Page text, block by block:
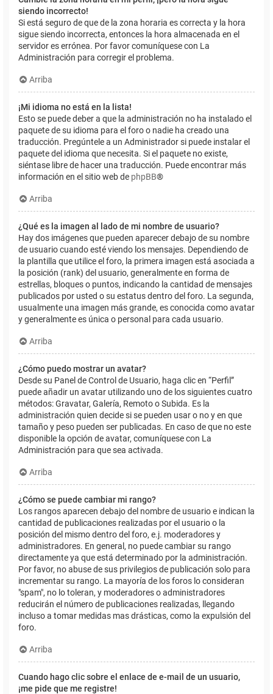
siendo incorrecto!
Si está seguro de que de la zona horaria es correcta y la hora
sigue siendo incorrecta, entonces la hora almacenada en el
servidor es errónea. Por favor comuníquese con La
Administración para corregir el problema.
Arriba
¡Mi idioma no está en la lista!
Esto se puede deber a que la administración no ha instalado el
paquete de su idioma para el foro o nadie ha creado una
traducción. Pregúntele a un Administrador si puede instalar el
paquete del idioma que necesita. Si el paquete no existe,
siéntase libre de hacer una traducción. Puede encontrar más
información en el sitio web de phpBB®
Arriba
¿Qué es la imagen al lado de mi nombre de usuario?
Hay dos imágenes que pueden aparecer debajo de su nombre
de usuario cuando esté viendo los mensajes. Dependiendo de
la plantilla que utilice el foro, la primera imagen está asociada a
la posición (rank) del usuario, generalmente en forma de
estrellas, bloques o puntos, indicando la cantidad de mensajes
publicados por usted o su estatus dentro del foro. La segunda,
usualmente una imagen más grande, es conocida como avatar
y generalmente es única o personal para cada usuario.
Arriba
¿Cómo puedo mostrar un avatar?
Desde su Panel de Control de Usuario, haga clic en “Perfil”
puede añadir un avatar utilizando uno de los siguientes cuatro
métodos: Gravatar, Galería, Remoto o Subida. Es la
administración quien decide si se pueden usar o no y en que
tamaño y peso pueden ser publicadas. En caso de que no este
disponible la opción de avatar, comuníquese con La
Administración para que sea activada.
Arriba
¿Cómo se puede cambiar mi rango?
Los rangos aparecen debajo del nombre de usuario e indican la
cantidad de publicaciones realizadas por el usuario o la
posición del mismo dentro del foro, e.j. moderadores y
administradores. En general, no puede cambiar su rango
directamente ya que está determinado por la administración.
Por favor, no abuse de sus privilegios de publicación solo para
incrementar su rango. La mayoría de los foros lo consideran
"spam", no lo toleran, y moderadores o administradores
reducirán el número de publicaciones realizadas, llegando
incluso a tomar medidas mas drásticas, como la expulsión del
foro.
Arriba
Cuando hago clic sobre el enlace de e-mail de un usuario,
¡me pide que me registre!